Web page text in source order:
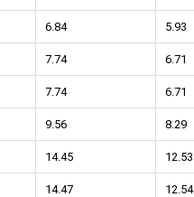
6.84 5.93
7.74 6.71
7.74 6.71
9.56 8.29
14.45 12.53
14.47 12.54